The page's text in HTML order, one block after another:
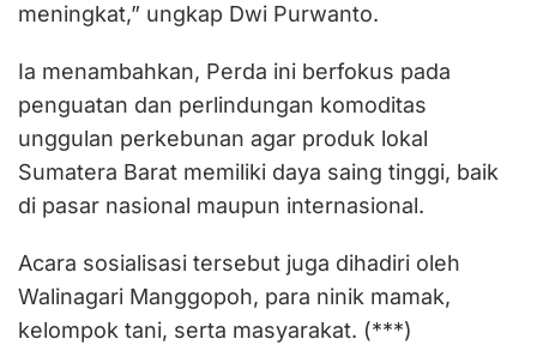
meningkat,” ungkap Dwi Purwanto.
Ia menambahkan, Perda ini berfokus pada
penguatan dan perlindungan komoditas
unggulan perkebunan agar produk lokal
Sumatera Barat memiliki daya saing tinggi, baik
di pasar nasional maupun internasional.
Acara sosialisasi tersebut juga dihadiri oleh
Walinagari Manggopoh, para ninik mamak,
kelompok tani, serta masyarakat. (***)